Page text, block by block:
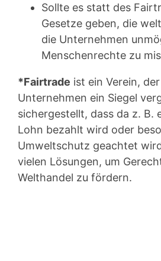
Sollte es statt des
Gesetze geben, die
die Unternehmen
Menschenrechte zu
*Fairtrade ist ein Verein,
Unternehmen ein Siegel
sichergestellt, dass da z. B.
Lohn bezahlt wird oder
Umweltschutz geachtet
vielen Lösungen, um
Welthandel zu fördern.